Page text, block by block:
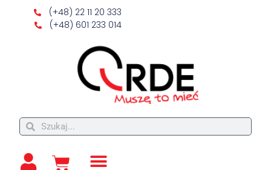
(+48) 22 11 20 333
(+48) 601 233 014